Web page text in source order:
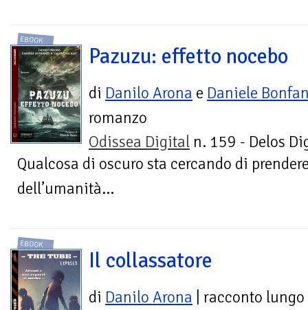
EBOOK
Pazuzu: effetto nocebo
di Danilo Arona e Daniele
romanzo
Odissea Digital n. 159 - Delos
Qualcosa di oscuro sta cercando di
dell’umanità...
EBOOK
Il collassatore
di Danilo Arona | racconto lungo